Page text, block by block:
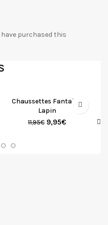
purchased this
Chaussettes Fantaisie
Lapin
11,95€ 9,95€